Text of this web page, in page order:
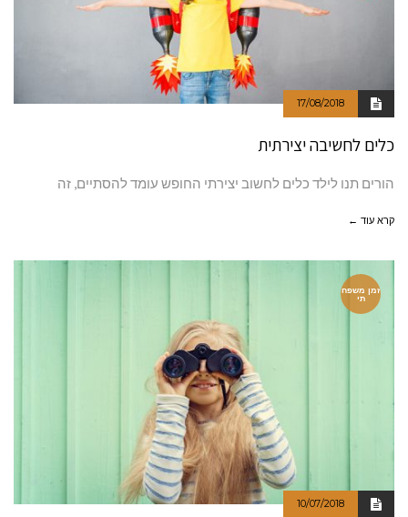
17/08/2018
כלים לחשיבה יצירתית
הורים תנו לילד כלים לחשוב יצירתי החופש עומד להסתיים, זה
קרא עוד ←
זמן משפח
תי
10/07/2018